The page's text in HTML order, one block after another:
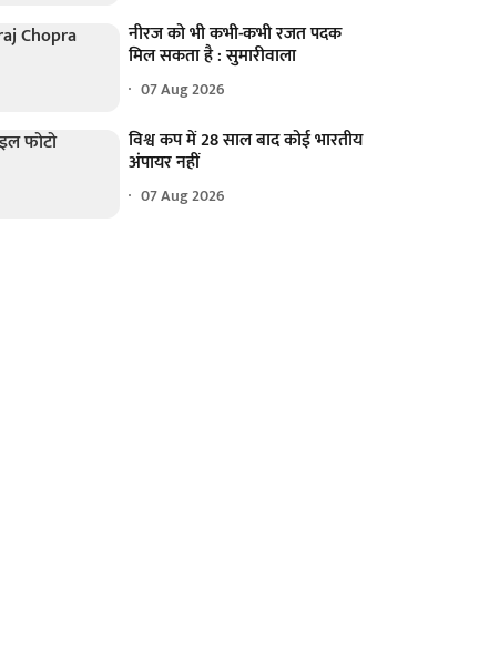
नीरज को भी कभी-कभी रजत पदक
मिल सकता है : सुमारीवाला
07 Aug 2026
विश्व कप में 28 साल बाद कोई भारतीय
अंपायर नहीं
07 Aug 2026